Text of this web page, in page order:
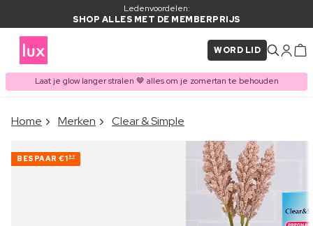
Ledenvoordelen:
SHOP ALLES MET DE MEMBERPRIJS
WORD LID
Laat je glow langer stralen 🤎 alles om je zomertan te behouden
ITEM TOEGEVOEGD AAN
Vaak samen gekocht met
Home Merken Clear & Simple
BESPAAR €1 90